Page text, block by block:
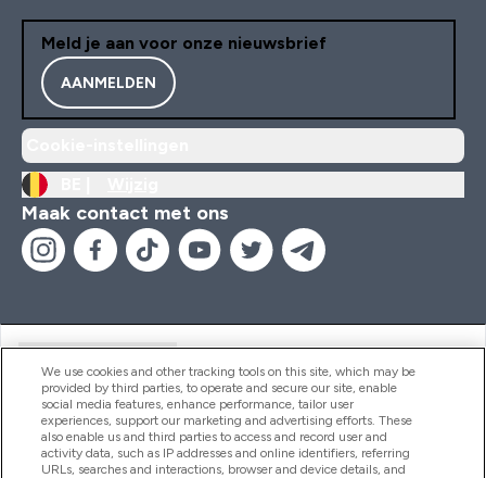
Meld je aan voor onze nieuwsbrief
AANMELDEN
Maak contact met ons
Producten
We use cookies and other tracking tools on this site, which may be
provided by third parties, to operate and secure our site, enable
social media features, enhance performance, tailor user
experiences, support our marketing and advertising efforts. These
also enable us and third parties to access and record user and
activity data, such as IP addresses and online identifiers, referring
URLs, searches and interactions, browser and device details, and